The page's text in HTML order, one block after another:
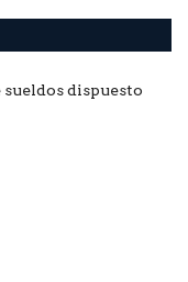
sueldos dispuesto